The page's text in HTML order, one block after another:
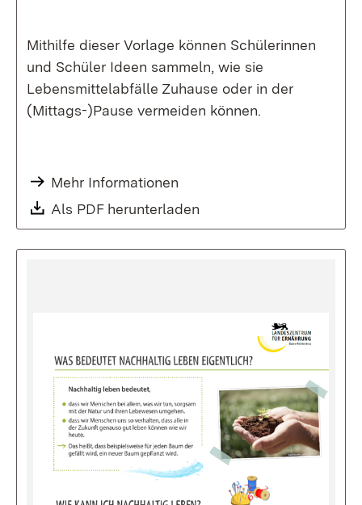
Mithilfe dieser Vorlage können Schülerinnen
und Schüler Ideen sammeln, wie sie
Lebensmittelabfälle Zuhause oder in der
(Mittags-)Pause vermeiden können.
Mehr Informationen
Als PDF herunterladen